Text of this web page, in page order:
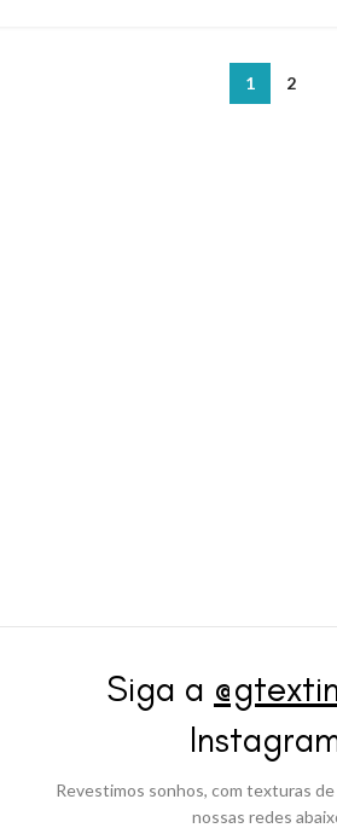
1 2
Siga a
Revestimos sonhos, com texturas
nossas redes